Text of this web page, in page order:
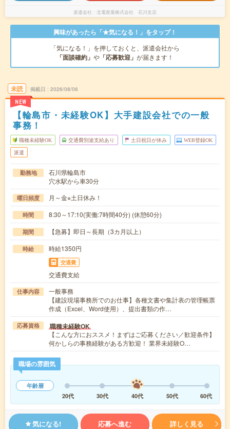
派遣会社 北電産業株式会社 石川支店
興味があったら「★気になる！」をタップ！
「気になる！」を押しておくと、派遣会社から
「面談確約」 や 「応募歓迎」 が届きます！
未読
NEW
掲載日 2026/08/06
【輪島市・未経験OK】大手建設会社での一般
事務！
職種未経験OK 交通費別途支給あり 土日祝日が休み WEB登録OK
派遣
勤務地
石川県輪島市
穴水駅から車30分
曜日頻度 月～金※土日休み！
時間 8:30～17:10(実働:7時間40分) (休憩60分)
期間 【急募】即日～長期（3カ月以上）
時給 時給1350円
交通費
交通費支給
仕事内容
一般事務
【建設現場事務所でのお仕事】各種文書や集計表の管理帳票
作成（Excel、Word使用）、提出書類の作…
応募資格 職種未経験OK
【こんな方におススメ！まずはご応募ください／歓迎条件】
何かしらの事務経験がある方歓迎！ 業界未経験O…
職場の雰囲気
年齢層
20代
30代 40代 50代 60代
気になる! 応募へ進む 詳しく見る